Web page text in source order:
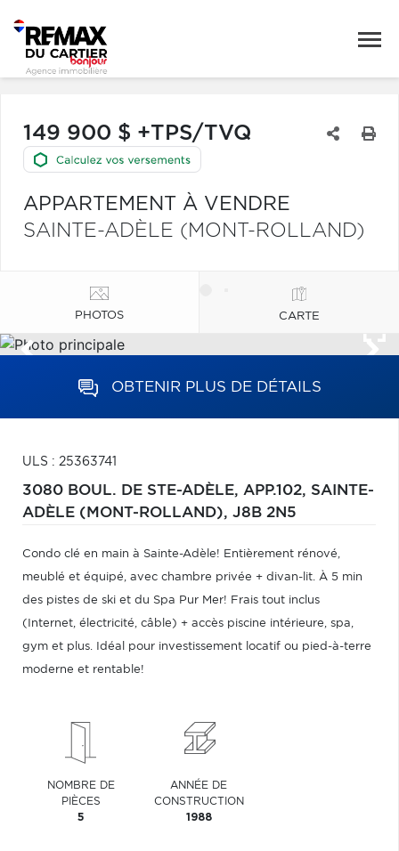
149 900 $ +TPS/TVQ
APPARTEMENT À VENDRE
SAINTE-ADÈLE (MONT-ROLLAND)
PHOTOS CARTE
OBTENIR PLUS DE DÉTAILS
ULS : 25363741
3080 BOUL. DE STE-ADÈLE, APP.102, SAINTE-
ADÈLE (MONT-ROLLAND), J8B 2N5
Condo clé en main à Sainte-Adèle! Entièrement rénové,
meublé et équipé, avec chambre privée + divan-lit. À 5 min
des pistes de ski et du Spa Pur Mer! Frais tout inclus
(Internet, électricité, câble) + accès piscine intérieure, spa,
gym et plus. Idéal pour investissement locatif ou pied-à-terre
moderne et rentable!
NOMBRE DE
PIÈCES
5
ANNÉE DE
CONSTRUCTION
1988